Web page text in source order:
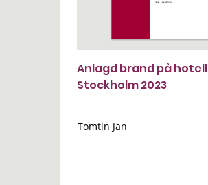
Anlagd brand på hotell
Stockholm 2023
Tomtin Jan